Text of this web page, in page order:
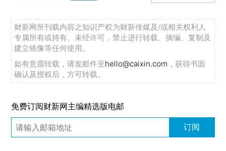
财新网所刊载内容之知识产权为财新传媒及/或相关权利人
专属所有或持有。未经许可，禁止进行转载、摘编、复制及
建立镜像等任何使用。
如有意愿转载，请发邮件至hello@caixin.com ，获得书面
确认及授权后，方可转载。
免费订阅财新网主编精选版电邮
订阅